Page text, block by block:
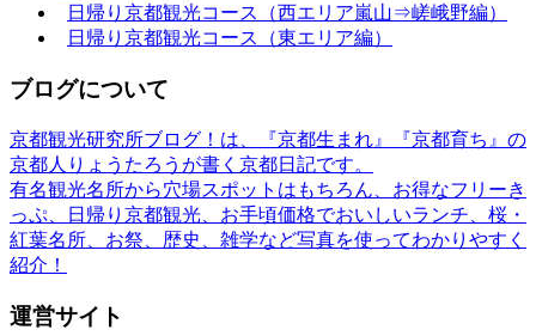
日帰り京都観光コース（西エリア嵐山⇒嵯峨野編）
日帰り京都観光コース（東エリア編）
ブログについて
京都観光研究所ブログ！は、『京都生まれ』『京都育ち』の
京都人りょうたろうが書く京都日記です。
有名観光名所から穴場スポットはもちろん、お得なフリーき
っぷ、日帰り京都観光、お手頃価格でおいしいランチ、桜・
紅葉名所、お祭、歴史、雑学など写真を使ってわかりやすく
紹介！
運営サイト